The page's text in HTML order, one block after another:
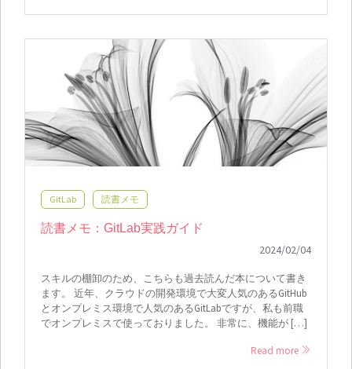
GitLab 読書メモ
読書メモ：GitLab実践ガイド
2024/02/04
スキルの棚卸のため、こちらも過去読んだ本について書き
ます。 近年、クラウドの開発環境で大変人気のあるGitHub
とオンプレミス環境で人気のあるGitLabですが、私も前職
でオンプレミスで使っておりました。 非常に、機能が […]
Read more